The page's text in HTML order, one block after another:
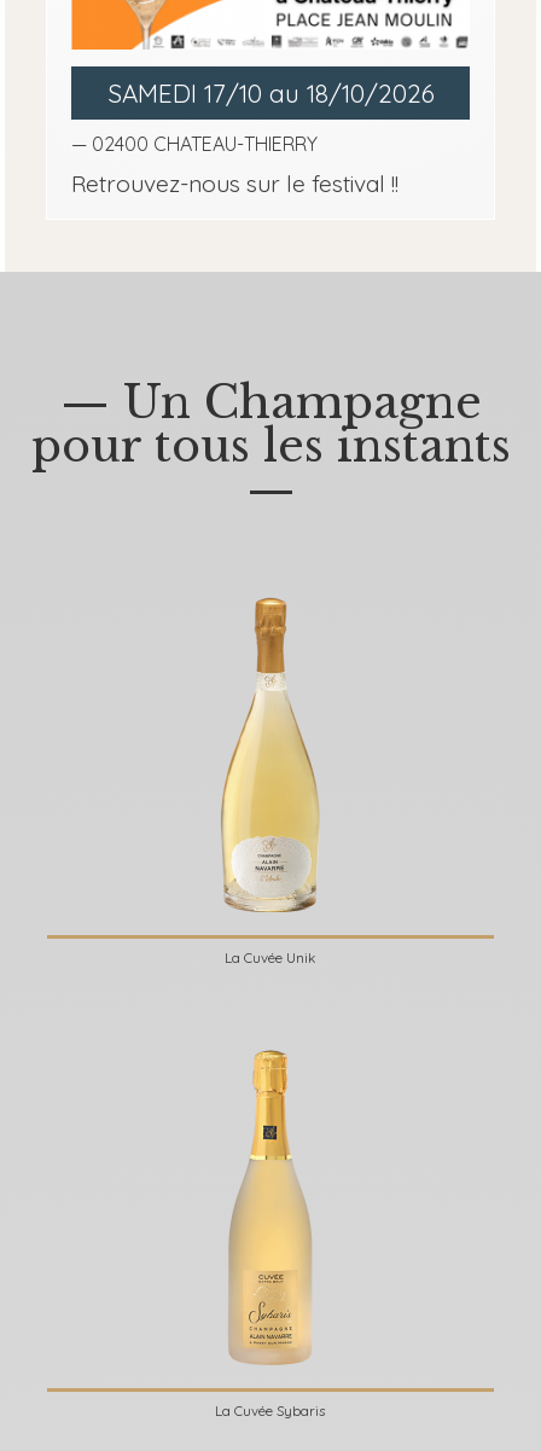
SAMEDI 17/10 au 18/10/2026
— 02400 CHATEAU-THIERRY
Retrouvez-nous sur le festival !!
— Un Champagne
pour tous les instants
—
La Cuvée Unik
La Cuvée Sybaris